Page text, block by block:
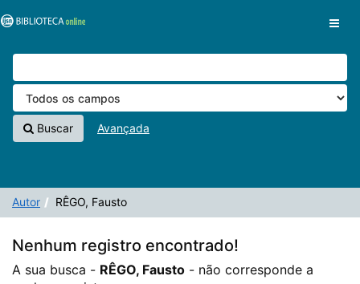
VuFind
Buscar Avançada
Autor RÊGO, Fausto
Nenhum registro encontrado!
A sua busca - RÊGO, Fausto - não corresponde a